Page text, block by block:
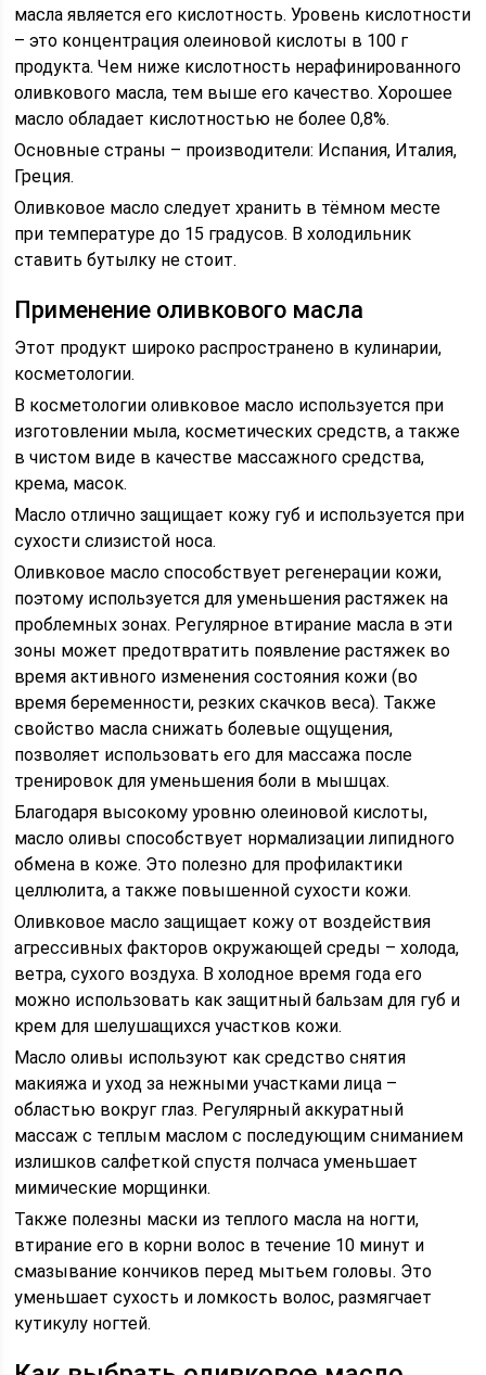
масла является его кислотность. Уровень кислотности
– это концентрация олеиновой кислоты в 100 г
продукта. Чем ниже кислотность нерафинированного
оливкового масла, тем выше его качество. Хорошее
масло обладает кислотностью не более 0,8%.
Основные страны – производители: Испания, Италия,
Греция.
Оливковое масло следует хранить в тёмном месте
при температуре до 15 градусов. В холодильник
ставить бутылку не стоит.
Применение оливкового масла
Этот продукт широко распространено в кулинарии,
косметологии.
В косметологии оливковое масло используется при
изготовлении мыла, косметических средств, а также
в чистом виде в качестве массажного средства,
крема, масок.
Масло отлично защищает кожу губ и используется при
сухости слизистой носа.
Оливковое масло способствует регенерации кожи,
поэтому используется для уменьшения растяжек на
проблемных зонах. Регулярное втирание масла в эти
зоны может предотвратить появление растяжек во
время активного изменения состояния кожи (во
время беременности, резких скачков веса). Также
свойство масла снижать болевые ощущения,
позволяет использовать его для массажа после
тренировок для уменьшения боли в мышцах.
Благодаря высокому уровню олеиновой кислоты,
масло оливы способствует нормализации липидного
обмена в коже. Это полезно для профилактики
целлюлита, а также повышенной сухости кожи.
Оливковое масло защищает кожу от воздействия
агрессивных факторов окружающей среды – холода,
ветра, сухого воздуха. В холодное время года его
можно использовать как защитный бальзам для губ и
крем для шелушащихся участков кожи.
Масло оливы используют как средство снятия
макияжа и уход за нежными участками лица –
областью вокруг глаз. Регулярный аккуратный
массаж с теплым маслом с последующим сниманием
излишков салфеткой спустя полчаса уменьшает
мимические морщинки.
Также полезны маски из теплого масла на ногти,
втирание его в корни волос в течение 10 минут и
смазывание кончиков перед мытьем головы. Это
уменьшает сухость и ломкость волос, размягчает
кутикулу ногтей.